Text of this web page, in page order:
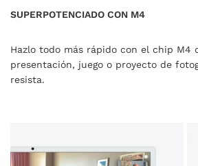
SUPERPOTENCIADO CON M4
Hazlo todo más rápido con el chip M4
presentación, juego o proyecto de
resista.